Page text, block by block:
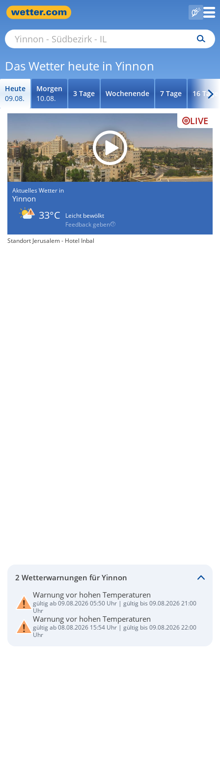
Das Wetter heute in Yinnon
Heute
09.08.
Morgen
10.08.
3 Tage Wochenende 7 Tage 16 Tage
LIVE
Aktuelles Wetter in
Yinnon
33°C
Leicht bewölkt
Feedback geben
Standort Jerusalem - Hotel Inbal
2 Wetterwarnungen für Yinnon
Warnung vor hohen Temperaturen
gültig ab 09.08.2026 05:50 Uhr | gültig bis 09.08.2026 21:00
Uhr
Warnung vor hohen Temperaturen
gültig ab 08.08.2026 15:54 Uhr | gültig bis 09.08.2026 22:00
Uhr